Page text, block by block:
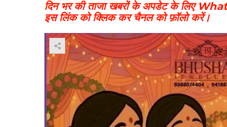
दिन भर की ताजा खबरों के अपडेट के लिए
इस लिंक को क्लिक कर चैनल को फ़ॉलो करें।